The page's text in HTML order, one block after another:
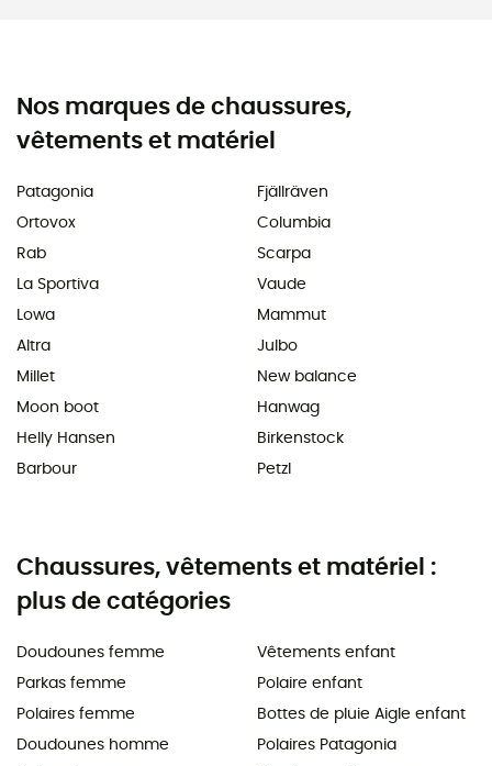
Nos marques de chaussures,
vêtements et matériel
Patagonia
Ortovox
Rab
La Sportiva
Lowa
Altra
Millet
Moon boot
Helly Hansen
Barbour
Fjällräven
Columbia
Scarpa
Vaude
Mammut
Julbo
New balance
Hanwag
Birkenstock
Petzl
Chaussures, vêtements et matériel :
plus de catégories
Doudounes femme
Parkas femme
Polaires femme
Doudounes homme
Vêtements enfant
Polaire enfant
Bottes de pluie Aigle enfant
Polaires Patagonia